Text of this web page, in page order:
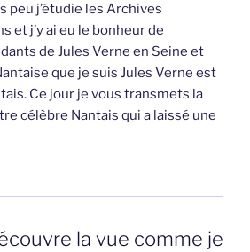
j’étudie les Archives
et j’y ai eu le bonheur de
de Jules Verne en Seine et
que je suis Jules Verne est
Ce jour je vous transmets la
célèbre Nantais qui a laissé une
la vue comme je